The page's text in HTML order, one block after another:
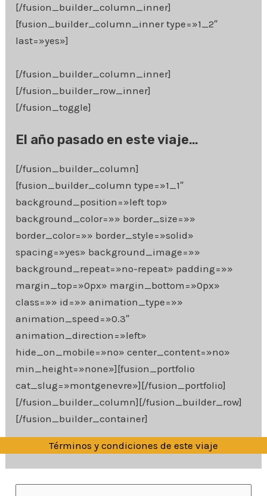
[/fusion_builder_column_inner]
[fusion_builder_column_inner type=»1_2″
last=»yes»]
[/fusion_builder_column_inner]
[/fusion_builder_row_inner]
[/fusion_toggle]
El año pasado en este viaje…
[/fusion_builder_column]
[fusion_builder_column type=»1_1″
background_position=»left top»
background_color=»» border_size=»»
border_color=»» border_style=»solid»
spacing=»yes» background_image=»»
background_repeat=»no-repeat» padding=»»
margin_top=»0px» margin_bottom=»0px»
class=»» id=»» animation_type=»»
animation_speed=»0.3″
animation_direction=»left»
hide_on_mobile=»no» center_content=»no»
min_height=»none»][fusion_portfolio
cat_slug=»montgenevre»][/fusion_portfolio]
[/fusion_builder_column][/fusion_builder_row]
[/fusion_builder_container]
Términos y condiciones de este viaje